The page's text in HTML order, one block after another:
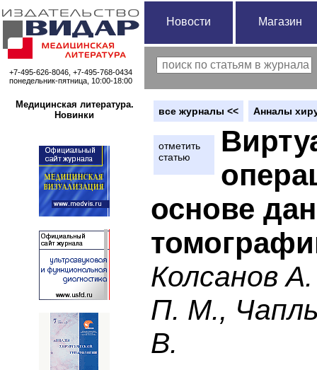
+7-495-626-8046, +7-495-768-0434
понедельник-пятница, 10:00-18:00
Новости Магазин
Медицинская литература.
Новинки
вce журналы << Анналы
отметить
статью
основе
Колсанов
П. М.,
В.